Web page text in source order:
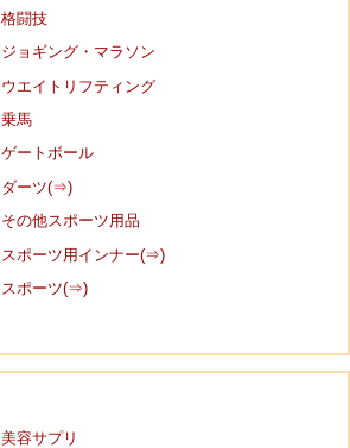
格闘技
ジョギング・マラソン
ウエイトリフティング
乗馬
ゲートボール
ダーツ(⇒)
その他スポーツ用品
スポーツ用インナー(⇒)
スポーツ(⇒)
美容サプリ